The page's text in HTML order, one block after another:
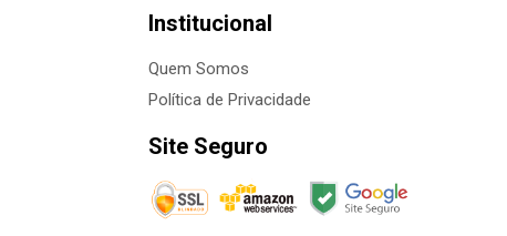
Institucional
Quem Somos
Política de Privacidade
Site Seguro